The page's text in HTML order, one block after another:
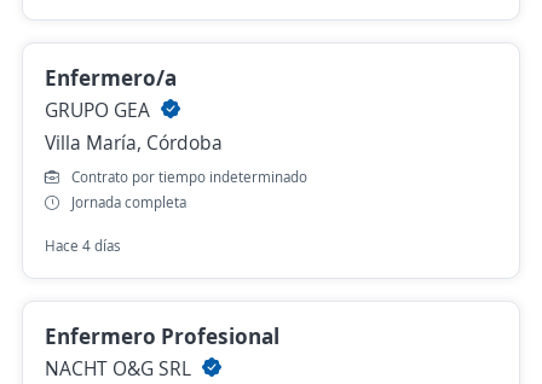
Enfermero/a
GRUPO GEA
Villa María, Córdoba
Contrato por tiempo indeterminado
Jornada completa
Hace 4 días
Enfermero Profesional
NACHT O&G SRL